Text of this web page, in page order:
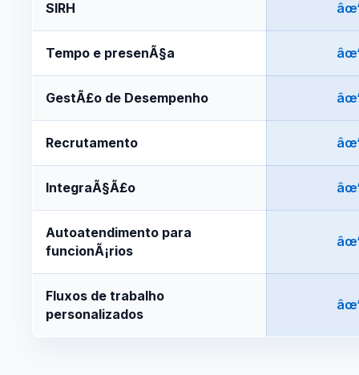
SIRH
Tempo e presenÃ§a
GestÃ£o de Desempenho
Recrutamento
IntegraÃ§Ã£o
Autoatendimento para
funcionÃ¡rios
Fluxos de trabalho
personalizados